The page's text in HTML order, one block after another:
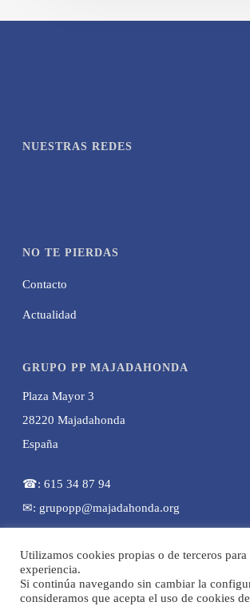
NUESTRAS REDES
NO TE PIERDAS
Contacto
Actualidad
GRUPO PP MAJADAHONDA
Plaza Mayor 3
28220 Majadahonda
España
☎: 615 34 87 94
✉: grupopp@majadahonda.org
Utilizamos cookies propias o de terceros para
experiencia.
Si continúa navegando sin cambiar la
consideramos que acepta el uso de cookies